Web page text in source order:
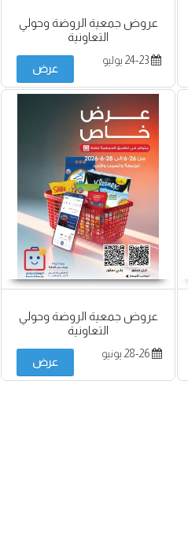
عروض جمعية الروضة وحولي
التعاونية
24-23 يوليو
عرض
عروض جمعية الروضة وحولي
التعاونية
28-26 يونيو
عرض